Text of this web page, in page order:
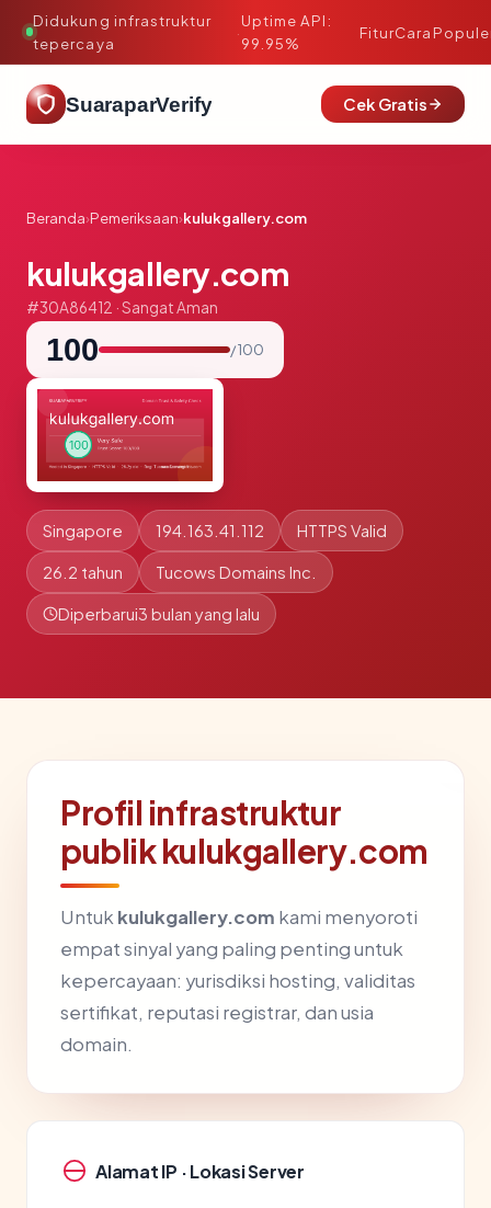
Didukung infrastruktur
tepercaya
·
Uptime API:
99.95%
FiturCara
SuaraparVerify Cek Gratis
Beranda›Pemeriksaan›kulukgallery.com
kulukgallery.com
#30A86412 · Sangat Aman
100 / 100
Singapore 194.163.41.112 HTTPS Valid
26.2 tahun Tucows Domains Inc.
Diperbarui3 bulan yang lalu
Profil infrastruktur
publik kulukgallery.com
Untuk kulukgallery.com kami menyoroti
empat sinyal yang paling penting untuk
kepercayaan: yurisdiksi hosting, validitas
sertifikat, reputasi registrar, dan usia
domain.
Alamat IP · Lokasi Server